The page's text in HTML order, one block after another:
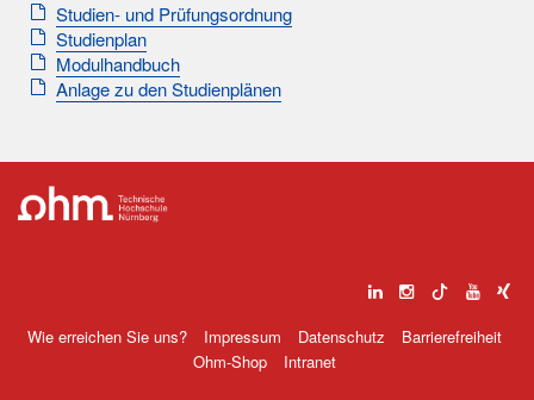
Studien- und Prüfungsordnung
Studienplan
Modulhandbuch
Anlage zu den Studienplänen
Wie erreichen Sie uns? Impressum Datenschutz
Barrierefreiheit
Ohm-Shop
Intranet